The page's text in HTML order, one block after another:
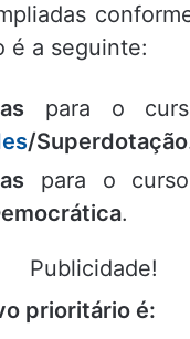
é a seguinte:
para o
/Superdotação
para o
.
Publicidade!
prioritário é: